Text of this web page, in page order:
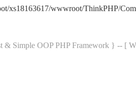
xs18163617/wwwroot/ThinkPHP/
& Simple OOP PHP Framework } -- [